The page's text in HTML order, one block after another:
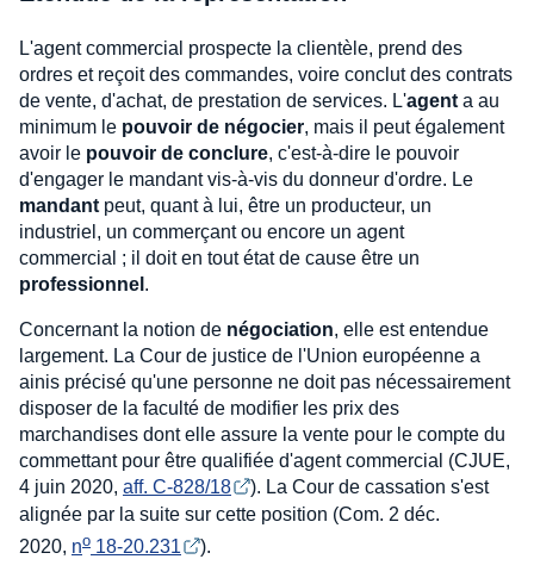
L'agent commercial prospecte la clientèle, prend des
ordres et reçoit des commandes, voire conclut des contrats
de vente, d'achat, de prestation de services. L'agent a au
minimum le pouvoir de négocier, mais il peut également
avoir le pouvoir de conclure, c'est-à-dire le pouvoir
d'engager le mandant vis-à-vis du donneur d'ordre. Le
mandant peut, quant à lui, être un producteur, un
industriel, un commerçant ou encore un agent
commercial ; il doit en tout état de cause être un
professionnel .
Concernant la notion de négociation, elle est entendue
largement. La Cour de justice de l'Union européenne a
ainis précisé qu'une personne ne doit pas nécessairement
disposer de la faculté de modifier les prix des
marchandises dont elle assure la vente pour le compte du
commettant pour être qualifiée d'agent commercial (CJUE,
4 juin 2020, aff. C-828/18
). La Cour de cassation s'est
alignée par la suite sur cette position (Com. 2 déc.
2020, no 18-20.231 ).